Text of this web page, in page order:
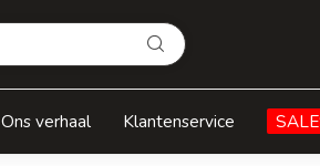
Ons verhaal Klantenservice